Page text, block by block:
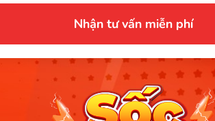
Nhận tư vấn miễn phí
khảo và có thể thay đổi mà
trước. Quý khách vui lòng
qua các kênh chính thức hoặc liên
với đơn vị liên quan để nắm bắt
tế.